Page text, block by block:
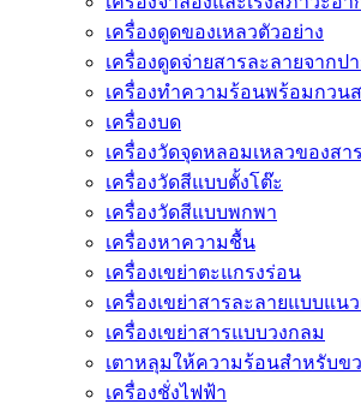
เครื่องดูดของเหลวตัวอย่าง
เครื่องดูดจ่ายสารละลายจากป
เครื่องทำความร้อนพร้อมกวน
เครื่องบด
เครื่องวัดจุดหลอมเหลวของสาร
เครื่องวัดสีแบบตั้งโต๊ะ
เครื่องวัดสีแบบพกพา
เครื่องหาความชื้น
เครื่องเขย่าตะแกรงร่อน
เครื่องเขย่าสารละลายแบบแน
เครื่องเขย่าสารแบบวงกลม
เตาหลุมให้ความร้อนสำหรับข
เครื่องชั่งไฟฟ้า